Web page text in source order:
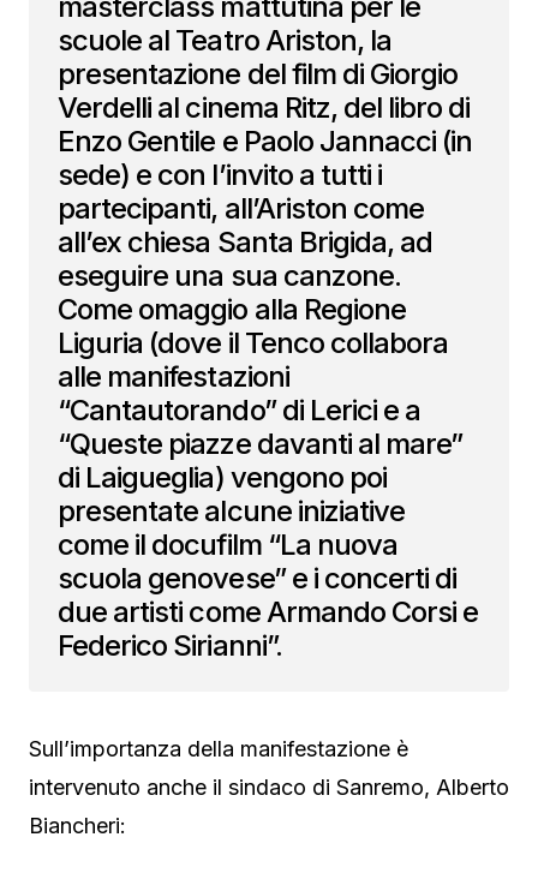
scuole al Teatro Ariston, la
presentazione del film di Giorgio
Verdelli al cinema Ritz, del libro di
Enzo Gentile e Paolo Jannacci (in
sede) e con l’invito a tutti i
partecipanti, all’Ariston come
all’ex chiesa Santa Brigida, ad
eseguire una sua canzone.
Come omaggio alla Regione
Liguria (dove il Tenco collabora
alle manifestazioni
“Cantautorando” di Lerici e a
“Queste piazze davanti al mare”
di Laigueglia) vengono poi
presentate alcune iniziative
come il docufilm “La nuova
scuola genovese” e i concerti di
due artisti come Armando Corsi e
Federico Sirianni”.
Sull’importanza della manifestazione è
intervenuto anche il sindaco di Sanremo, Alberto
Biancheri: